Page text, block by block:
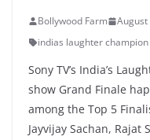
Bollywood Farm August
indias laughter champion
Sony TV’s India’s
show Grand Finale
among the Top 5
Jayvijay Sachan,